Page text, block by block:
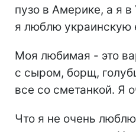
пузо в Америке, а я в
я люблю украинскую
Моя любимая - это
с сыром, борщ,
все со сметанкой. Я
Что я не очень